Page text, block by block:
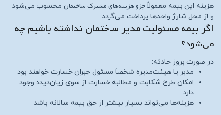
هزینه این بیمه معمولاً جزو هزینه‌های مشترک ساختمان محسوب می‌شود
و از محل شارژ واحدها پرداخت می‌گردد.
اگر بیمه مسئولیت مدیر ساختمان نداشته باشیم چه
می‌شود؟
در صورت بروز حادثه:
مدیر یا هیئت‌مدیره شخصاً مسئول جبران خسارت خواهند بود
امکان طرح شکایت و مطالبه خسارت از سوی زیان‌دیده وجود
دارد
هزینه‌ها می‌تواند بسیار بیشتر از حق بیمه سالانه باشد